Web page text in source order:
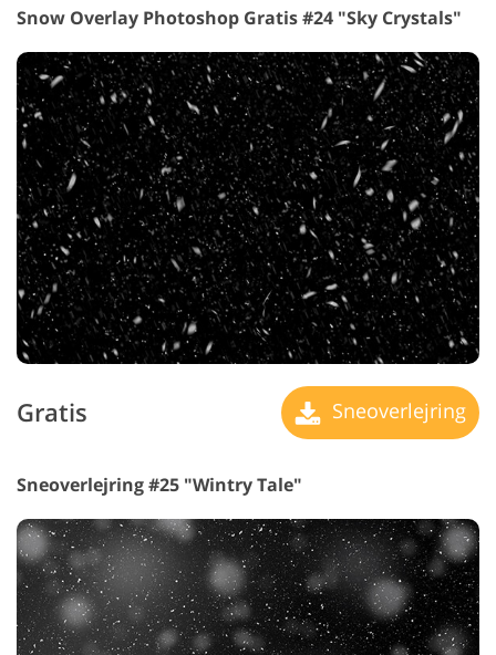
Snow Overlay Photoshop Gratis #24 "Sky Crystals"
Gratis Sneoverlejring
Sneoverlejring #25 "Wintry Tale"